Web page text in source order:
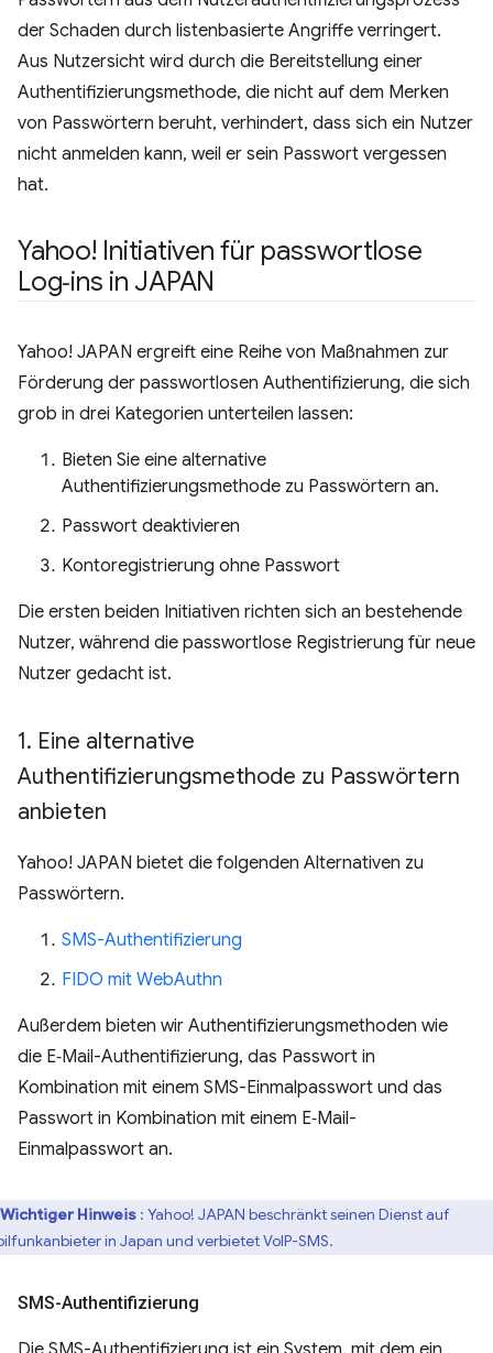
der Schaden durch listenbasierte Angriffe verringert.
Aus Nutzersicht wird durch die Bereitstellung einer
Authentifizierungsmethode, die nicht auf dem Merken
von Passwörtern beruht, verhindert, dass sich ein Nutzer
nicht anmelden kann, weil er sein Passwort vergessen
hat.
Yahoo! Initiativen für passwortlose
Log‑ins in JAPAN
Yahoo! JAPAN ergreift eine Reihe von Maßnahmen zur
Förderung der passwortlosen Authentifizierung, die sich
grob in drei Kategorien unterteilen lassen:
Bieten Sie eine alternative
Authentifizierungsmethode zu Passwörtern an.
Passwort deaktivieren
Kontoregistrierung ohne Passwort
Die ersten beiden Initiativen richten sich an bestehende
Nutzer, während die passwortlose Registrierung für neue
Nutzer gedacht ist.
1. Eine alternative
Authentifizierungsmethode zu Passwörtern
anbieten
Yahoo! JAPAN bietet die folgenden Alternativen zu
Passwörtern.
SMS-Authentifizierung
FIDO mit WebAuthn
Außerdem bieten wir Authentifizierungsmethoden wie
die E‑Mail-Authentifizierung, das Passwort in
Kombination mit einem SMS-Einmalpasswort und das
Passwort in Kombination mit einem E‑Mail-
Einmalpasswort an.
Wichtiger Hinweis : Yahoo! JAPAN beschränkt seinen Dienst auf
in Japan und verbietet VoIP-SMS.
SMS-Authentifizierung